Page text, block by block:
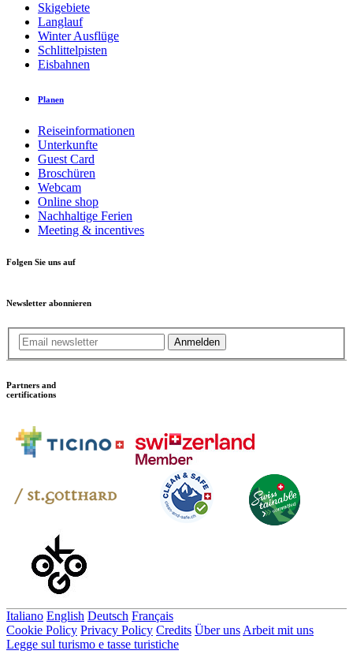
Skigebiete
Langlauf
Winter Ausflüge
Schlittelpisten
Eisbahnen
Planen
Reiseinformationen
Unterkunfte
Guest Card
Broschüren
Webcam
Online shop
Nachhaltige Ferien
Meeting & incentives
Folgen Sie uns auf
Newsletter abonnieren
Anmelden
Partners and
certifications
Italiano English Deutsch Français
Cookie Policy Privacy Policy Credits Über uns Arbeit mit uns
Legge sul turismo e tasse turistiche